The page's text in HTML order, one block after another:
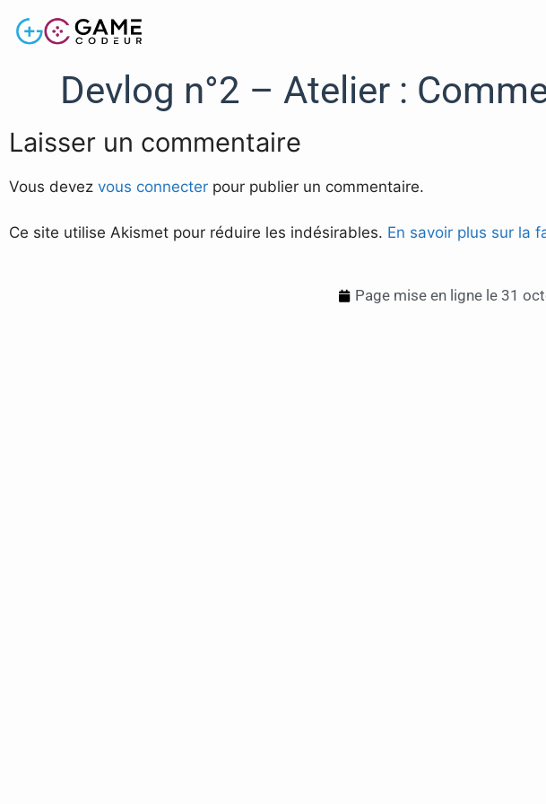
Devlog n°2 – Atelier :
Laisser un commentaire
Vous devez vous connecter pour publier un commentaire.
Ce site utilise Akismet pour réduire les indésirables. En savoir plus sur la
Page mise en ligne le 31